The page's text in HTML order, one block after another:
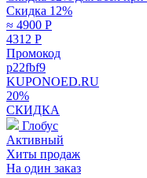
Скидка 12%
≈ 4900 Р
4312 Р
Промокод
p22fbf9
KUPONOED.RU
20%
СКИДКА
Глобус
Активный
Хиты продаж
На один заказ